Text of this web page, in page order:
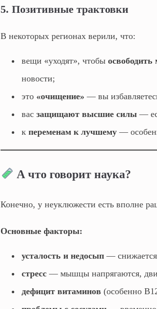
5. Позитивные трактовки
В некоторых регионах верили, что:
вещи «уходят», чтобы освободить
новости;
это «очищение» — вы
вас защищают высшие силы—
к переменам к лучшему—
А что говорит наука?
Конечно, у неуклюжести есть вполне
Основные факторы:
усталость и недосып— снижается
стресс— мышцы напрягаются,
дефицит витаминов (особенно